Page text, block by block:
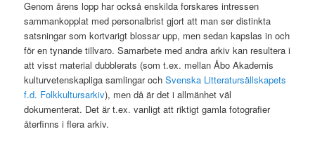
Genom årens lopp har också enskilda forskares intressen
sammankopplat med personalbrist gjort att man ser distinkta
satsningar som kortvarigt blossar upp, men sedan kapslas in och
för en tynande tillvaro. Samarbete med andra arkiv kan resultera i
att visst material dubblerats (som t.ex. mellan Åbo Akademis
kulturvetenskapliga samlingar ochSvenska Litteratursällskapets
f.d. Folkkultursarkiv), men då är det i allmänhet väl
dokumenterat. Det är t.ex. vanligt att riktigt gamla fotografier
återfinns i flera arkiv.